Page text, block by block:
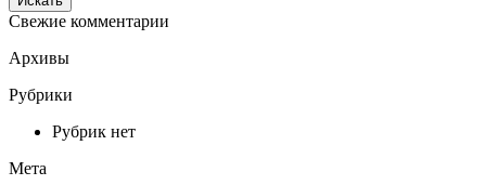
Свежие комментарии
Архивы
Рубрики
Рубрик нет
Мета